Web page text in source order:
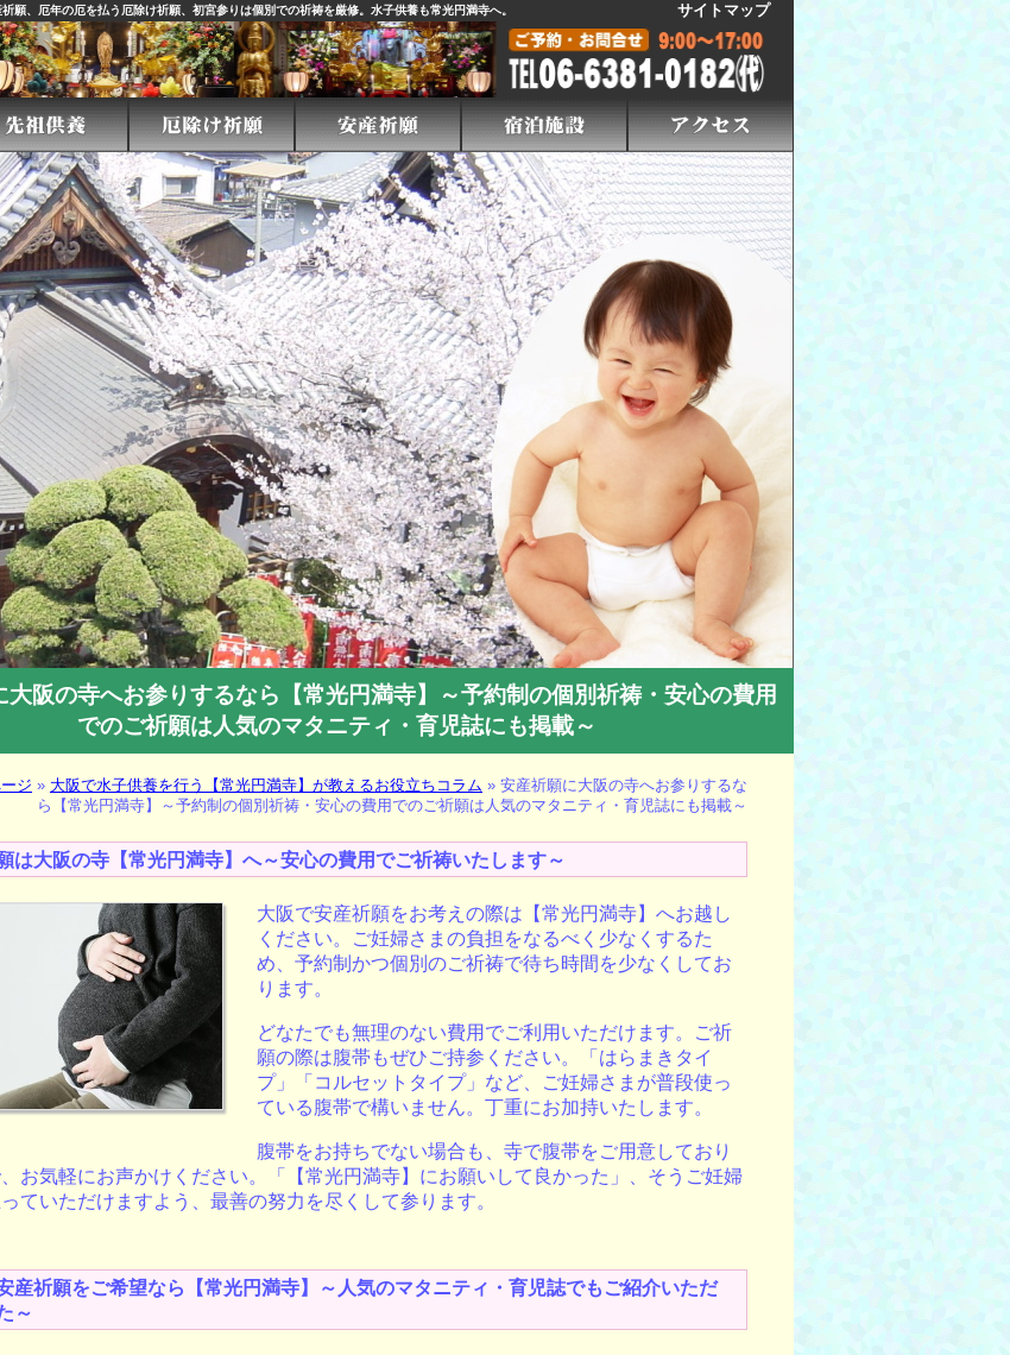
願、厄年の厄を払う厄除け祈願、初宮参りは個別での祈祷を厳修。水子供養も常光円満寺へ。 サイトマップ
大阪の寺へお参りするなら【常光円満寺】～予約制の個別祈祷・安心の費用
でのご祈願は人気のマタニティ・育児誌にも掲載～
ジ » 大阪で水子供養を行う【常光円満寺】が教えるお役立ちコラム » 安産祈願に大阪の寺へお参りするな
ら【常光円満寺】～予約制の個別祈祷・安心の費用でのご祈願は人気のマタニティ・育児誌にも掲載～
は大阪の寺【常光円満寺】へ～安心の費用でご祈祷いたします～
大阪で安産祈願をお考えの際は【常光円満寺】へお越し
ください。ご妊婦さまの負担をなるべく少なくするた
め、予約制かつ個別のご祈祷で待ち時間を少なくしてお
ります。
どなたでも無理のない費用 でご利用いただけます。ご祈
願の際は腹帯もぜひご持参ください。「はらまきタイ
プ」「コルセットタイプ」など、ご妊婦さまが普段使っ
ている腹帯で構いません。丁重にお加持いたします。
腹帯をお持ちでない場合も、寺で腹帯をご用意しており
お気軽にお声かけください。「【常光円満寺】にお願いして良かった」、そうご妊婦
ていただけますよう、最善の努力を尽くして参ります。
産祈願をご希望なら【常光円満寺】～人気のマタニティ・育児誌でもご紹介いただ
～